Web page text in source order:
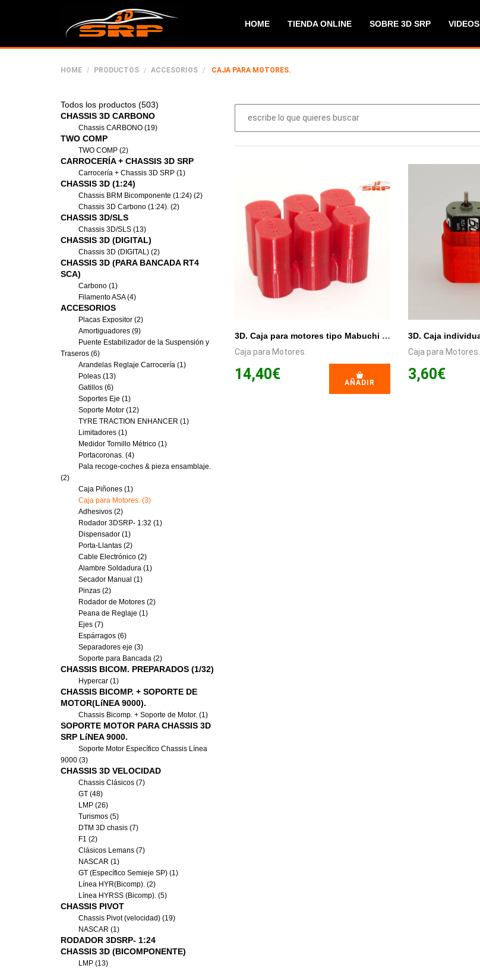
HOME TIENDA ONLINE SOBRE 3D SRP VIDEOS
HOME PRODUCTOS ACCESORIOS CAJA PARA MOTORES.
3D. Caja para motores tipo Mabuchi y Flat de caja larga.
Caja para Motores.
14,40€ AÑADIR
Caja para Motores.
3,60€
Todos los productos (503)
CHASSIS 3D CARBONO
Chassis CARBONO (19)
TWO COMP
TWO COMP (2)
CARROCERÍA + CHASSIS 3D SRP
Carrocería + Chassis 3D SRP (1)
CHASSIS 3D (1:24)
Chassis BRM Bicomponente (1:24) (2)
Chassis 3D Carbono (1:24). (2)
CHASSIS 3D/SLS
Chassis 3D/SLS (13)
CHASSIS 3D (DIGITAL)
Chassis 3D (DIGITAL) (2)
CHASSIS 3D (PARA BANCADA RT4
SCA)
Carbono (1)
Filamento ASA (4)
ACCESORIOS
Placas Expositor (2)
Amortiguadores (9)
Puente Estabilizador de la Suspensión y
Traseros (6)
Arandelas Reglaje Carrocería (1)
Poleas (13)
Gatillos (6)
Soportes Eje (1)
Soporte Motor (12)
TYRE TRACTION ENHANCER (1)
Limitadores (1)
Medidor Tornillo Métrico (1)
Portacoronas. (4)
Pala recoge-coches & pieza ensamblaje.
(2)
Caja Piñones (1)
Caja para Motores. (3)
Adhesivos (2)
Rodador 3DSRP- 1:32 (1)
Dispensador (1)
Porta-Llantas (2)
Cable Electrónico (2)
Alambre Soldadura (1)
Secador Manual (1)
Pinzas (2)
Rodador de Motores (2)
Peana de Reglaje (1)
Ejes (7)
Espárragos (6)
Separadores eje (3)
Soporte para Bancada (2)
CHASSIS BICOM. PREPARADOS (1/32)
Hypercar (1)
CHASSIS BICOMP. + SOPORTE DE
MOTOR(LíNEA 9000).
Chassis Bicomp. + Soporte de Motor. (1)
SOPORTE MOTOR PARA CHASSIS 3D
SRP LíNEA 9000.
Soporte Motor Específico Chassis Línea
9000 (3)
CHASSIS 3D VELOCIDAD
Chassis Clásicos (7)
GT (48)
LMP (26)
Turismos (5)
DTM 3D chasis (7)
F1 (2)
Clásicos Lemans (7)
NASCAR (1)
GT (Específico Semieje SP) (1)
Línea HYR(Bicomp). (2)
Línea HYRSS (Bicomp). (5)
CHASSIS PIVOT
Chassis Pivot (velocidad) (19)
NASCAR (1)
RODADOR 3DSRP- 1:24
CHASSIS 3D (BICOMPONENTE)
LMP (13)